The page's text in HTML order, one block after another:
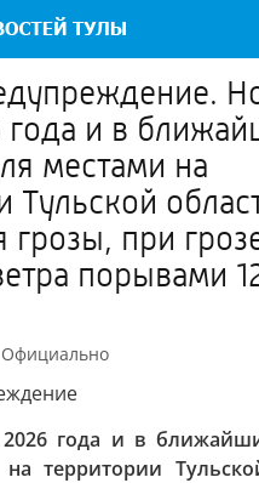
и в
местами на
Тульской
грозы, при
порывами
Официально
года и в
территории